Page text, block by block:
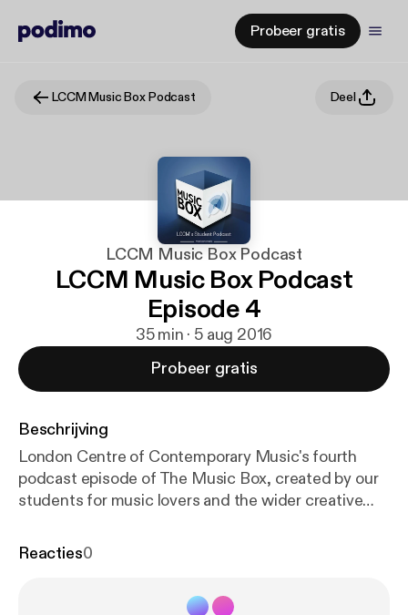
Probeer gratis
LCCM Music Box Podcast Deel
LCCM Music Box Podcast
LCCM Music Box Podcast
Episode 4
35 min · 5 aug 2016
Probeer gratis
Beschrijving
London Centre of Contemporary Music's fourth
podcast episode of The Music Box, created by our
students for music lovers and the wider creative
release 'Small Room' EP Interview with Esmeralda
Reacties0